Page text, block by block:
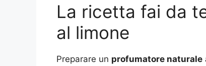
La ricetta fai da
al limone
Preparare un profumatore naturale